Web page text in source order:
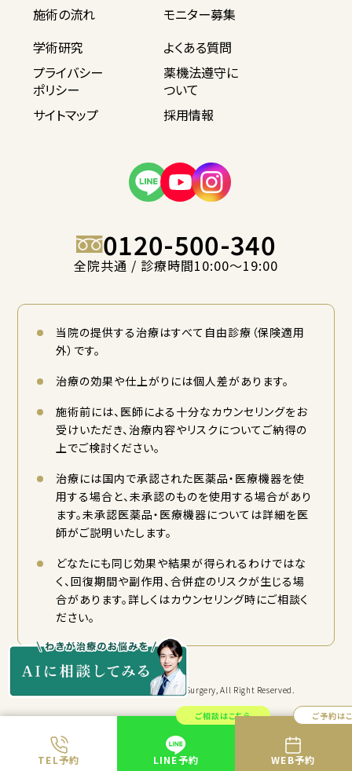
TEL予約
ご相談はこちら
LINE予約
ご予約は
WEB予約
施術の流れ
モニター募集
学術研究
よくある質問
プライバシー
ポリシー
薬機法遵守に
ついて
サイトマップ
採用情報
0120-500-340
全院共通 / 診療時間10:00〜19:00
当院の提供する治療はすべて自由診療（保険適用
外）です。
治療の効果や仕上がりには個人差があります。
施術前には、医師による十分なカウンセリングをお
受けいただき、治療内容やリスクについてご納得の
上でご検討ください。
治療には国内で承認された医薬品・医療機器を使
用する場合と、未承認のものを使用する場合があり
ます。未承認医薬品・医療機器については詳細を医
師がご説明いたします。
どなたにも同じ効果や結果が得られるわけではな
く、回復期間や副作用、合併症のリスクが生じる場
合があります。詳しくはカウンセリング時にご相談く
ださい。
Copyright © KYORITSU Cosmetic Surgery, All Right Reserved.